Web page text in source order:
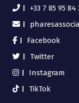
+33 7 85 95 84
Facebook
Twitter
Instagram
TikTok